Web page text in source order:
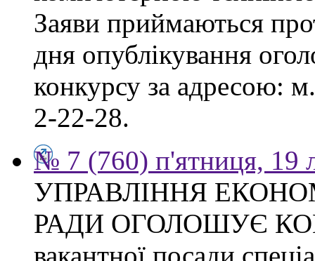
Заяви приймаються
дня опублікування
конкурсу за адресою:
2-22-28.
№ 7 (760) п'ятниця, 19
УПРАВЛІННЯ
РАДИ ОГОЛОШУЄ
вакантної посади